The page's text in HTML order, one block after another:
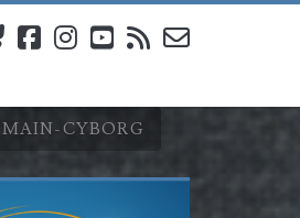
blueskyfacebook
instagram
youtube
rss email-
CYBORG